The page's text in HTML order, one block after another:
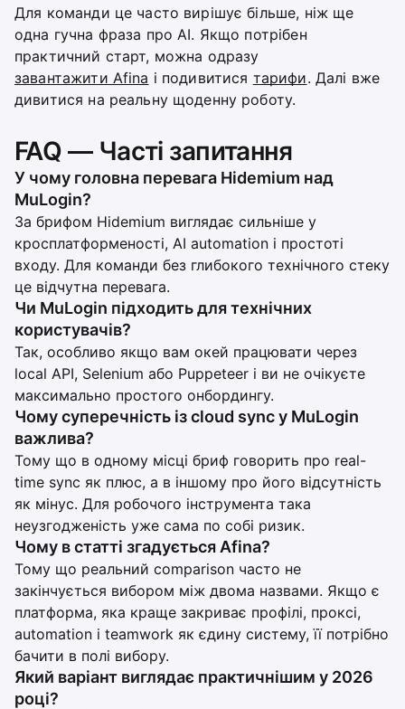
Для команди це часто вирішує більше, ніж ще
одна гучна фраза про AI. Якщо потрібен
практичний старт, можна одразу
завантажити Afina і подивитися тарифи. Далі вже
дивитися на реальну щоденну роботу.
FAQ — Часті запитання
У чому головна перевага Hidemium над
MuLogin?
За брифом Hidemium виглядає сильніше у
кросплатформеності, AI automation і простоті
входу. Для команди без глибокого технічного стеку
це відчутна перевага.
Чи MuLogin підходить для технічних
користувачів?
Так, особливо якщо вам окей працювати через
local API, Selenium або Puppeteer і ви не очікуєте
максимально простого онбордингу.
Чому суперечність із cloud sync у MuLogin
важлива?
Тому що в одному місці бриф говорить про real-
time sync як плюс, а в іншому про його відсутність
як мінус. Для робочого інструмента така
неузгодженість уже сама по собі ризик.
Чому в статті згадується Afina?
Тому що реальний comparison часто не
закінчується вибором між двома назвами. Якщо є
платформа, яка краще закриває профілі, проксі,
automation і teamwork як єдину систему, її потрібно
бачити в полі вибору.
Який варіант виглядає практичнішим у 2026
році?